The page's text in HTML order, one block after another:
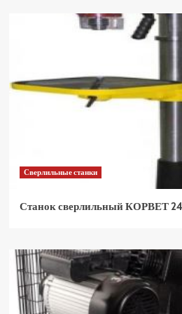
Сверлильные станки
Станок сверлильный КОРВЕТ